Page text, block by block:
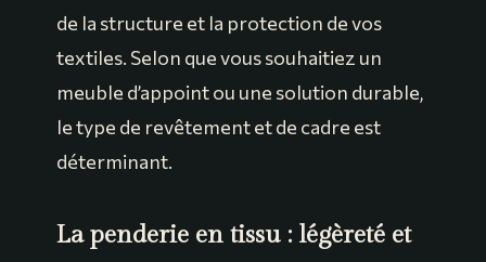
de la structure et la protection de vos
textiles. Selon que vous souhaitiez un
meuble d’appoint ou une solution durable,
le type de revêtement et de cadre est
déterminant.
La penderie en tissu : légèreté et